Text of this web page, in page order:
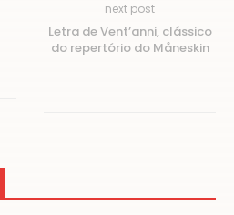
next post
Letra de Vent’anni, clássico
do repertório do Måneskin